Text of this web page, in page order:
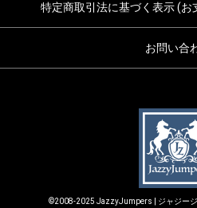
特定商取引法に基づく表示 (
お問い合
©2008-2025 JazzyJumpers | ジャジー